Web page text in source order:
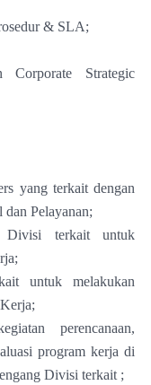
& SLA;
Corporate Strategic
yang terkait dengan
Pelayanan;
Divisi terkait untuk
untuk melakukan
perencanaan,
program kerja di
Divisi terkait ;